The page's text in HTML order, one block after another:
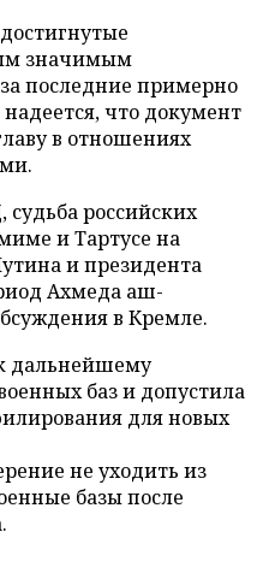
значимым
последние примерно
что документ
в отношениях
судьба российских
и Тартусе на
и президента
Ахмеда аш-
в Кремле.
дальнейшему
баз и допустила
для новых
не уходить из
базы после